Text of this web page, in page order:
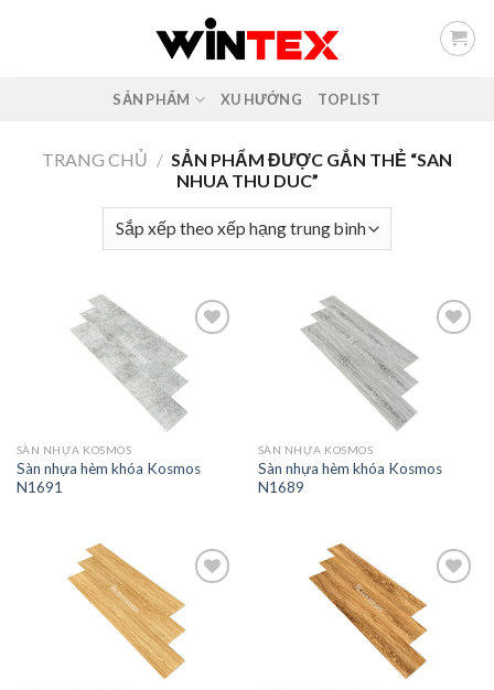
SẢN PHẨM XU HƯỚNG TOPLIST
TRANG CHỦ / SẢN PHẨM ĐƯỢC GẮN THẺ “SAN
NHUA THU DUC”
Add to
wishlist
SÀN NHỰA KOSMOS
Sàn nhựa hèm khóa Kosmos
N1691
SÀN NHỰA KOSMOS
Sàn nhựa hèm khóa Kosmos
N1689
Add to
Add to